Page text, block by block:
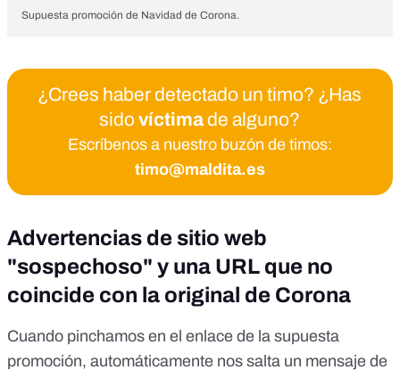
Supuesta promoción de Navidad de Corona.
¿Crees haber detectado un timo? ¿Has
sidovíctimade alguno?
Escríbenos a nuestro buzón de timos:
timo@maldita.es
Advertencias de sitio web
"sospechoso" y una URL que no
coincide con la original de Corona
Cuando pinchamos en el enlace de la supuesta
promoción, automáticamente nos salta un mensaje de